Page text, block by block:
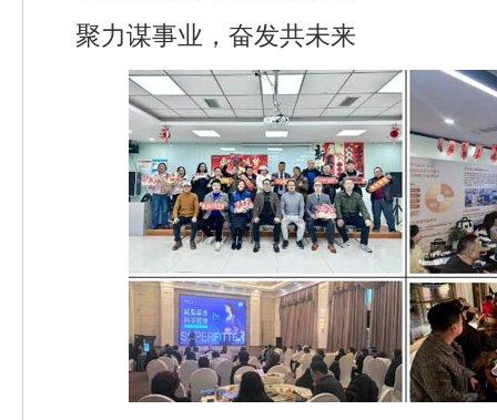
聚力谋事业，奋发共未来